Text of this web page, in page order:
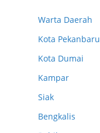
Warta Daerah
Kota Pekanbaru
Kota Dumai
Kampar
Siak
Bengkalis